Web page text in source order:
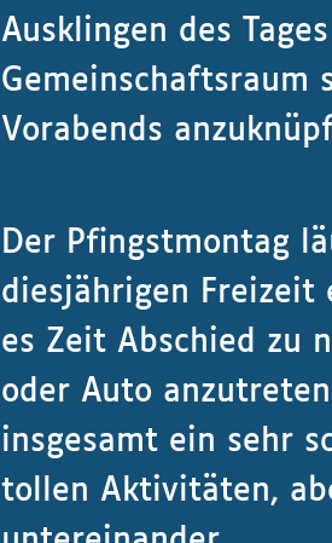
Ausklingen des
Gemeinschaftsraum
Vorabends
Der Pfingstmontag
diesjährigen Freizeit
es Zeit Abschied zu
oder Auto
insgesamt ein sehr
tollen Aktivitäten,